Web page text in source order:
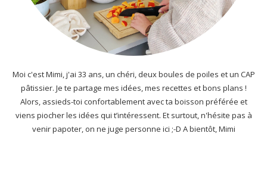
Moi c'est Mimi, j'ai 33 ans, un chéri, deux boules de poiles et un CAP
pâtissier. Je te partage mes idées, mes recettes et bons plans !
Alors, assieds-toi confortablement avec ta boisson préférée et
viens piocher les idées qui t’intéressent. Et surtout, n'hésite pas à
venir papoter, on ne juge personne ici ;-D A bientôt, Mimi